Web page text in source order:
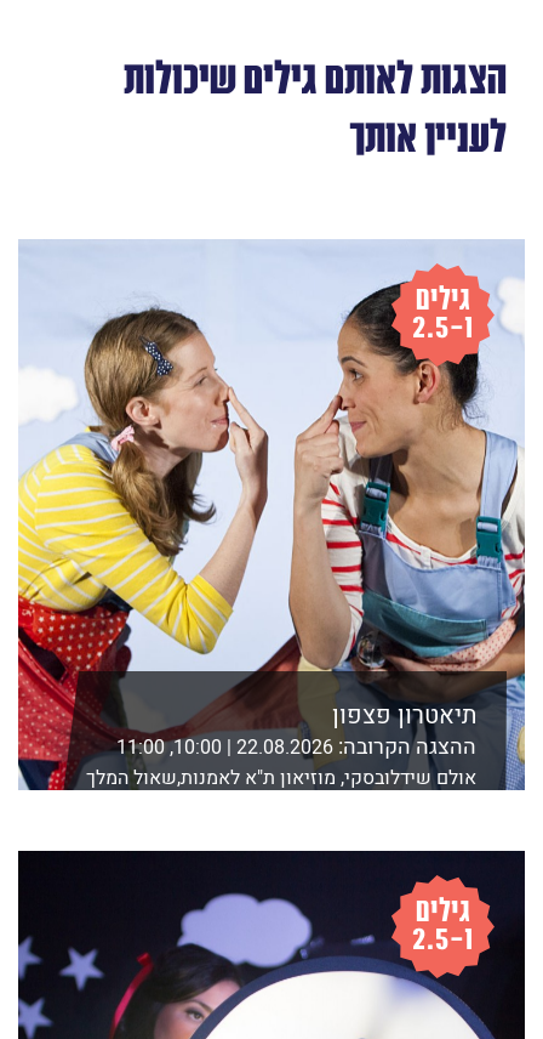
הצגות לאותם גילים שיכולות
לעניין אותך
תיאטרון פצפון
ההצגה הקרובה: 22.08.2026 | 10:00, 11:00
אולם שידלובסקי, מוזיאון ת"א לאמנות,שאול המלך